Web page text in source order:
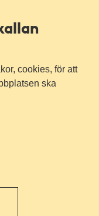
cookies, för att
ska